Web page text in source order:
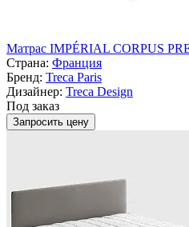
Матрас IMPÉRIAL CORPUS
Страна: Франция
Бренд: Treca Paris
Дизайнер: Treca Design
Под заказ
Запросить цену